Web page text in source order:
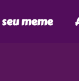
meme